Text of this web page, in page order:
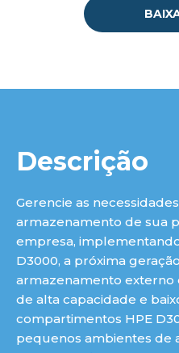
Descrição
Gerencie as
armazenamento de sua
empresa,
D3000, a próxima
armazenamento externo
de alta capacidade e
compartimentos HPE
pequenos ambientes de